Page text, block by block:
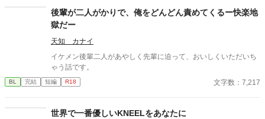
後輩が二人がかりで、俺をどんどん責めてくるー快楽地
獄だー
天知 カナイ
イケメン後輩二人があやしく先輩に迫って、おいしくいただいち
ゃう話です。
BL 完結 短編 R18 文字数：7,217
世界で一番優しいKNEELをあなたに